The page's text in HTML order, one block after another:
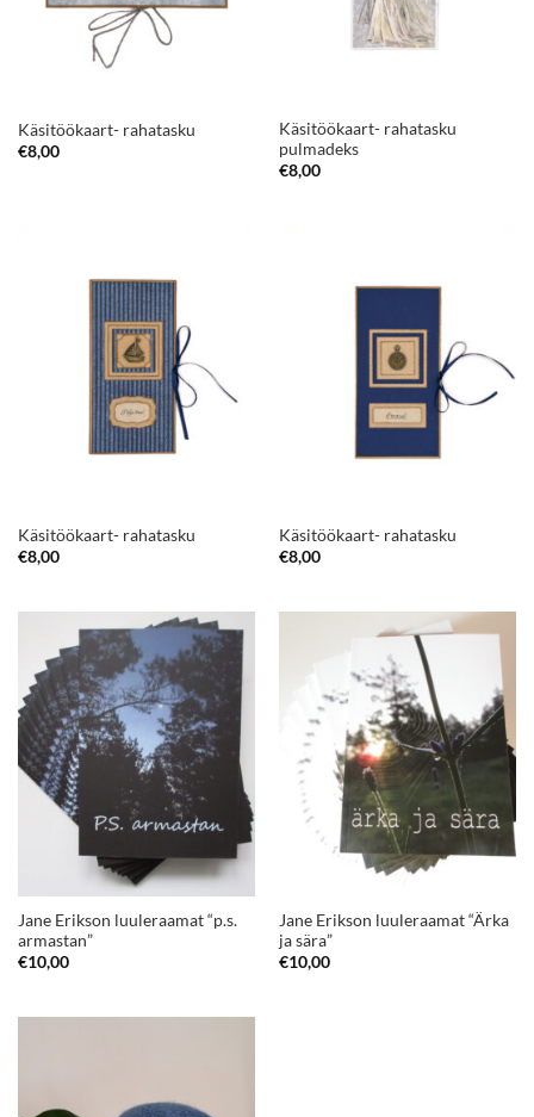
Käsitöökaart- rahatasku
€8,00
Käsitöökaart- rahatasku
pulmadeks
€8,00
Käsitöökaart- rahatasku
€8,00
Käsitöökaart- rahatasku
€8,00
Jane Erikson luuleraamat “p.s.
armastan”
€10,00
Jane Erikson luuleraamat “Ärka
ja sära”
€10,00